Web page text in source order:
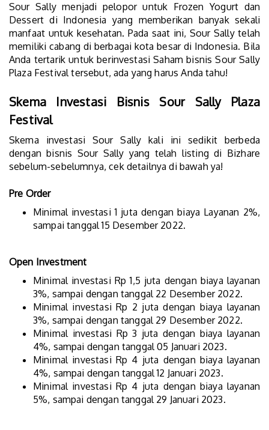
Sour Sally menjadi pelopor untuk Frozen Yogurt dan
Dessert di Indonesia yang memberikan banyak sekali
manfaat untuk kesehatan. Pada saat ini, Sour Sally telah
memiliki cabang di berbagai kota besar di Indonesia. Bila
Anda tertarik untuk berinvestasi Saham bisnis Sour Sally
Plaza Festival tersebut, ada yang harus Anda tahu!
Skema Investasi Bisnis Sour Sally Plaza
Festival
Skema investasi Sour Sally kali ini sedikit berbeda
dengan bisnis Sour Sally yang telah listing di Bizhare
sebelum-sebelumnya, cek detailnya di bawah ya!
Pre Order
Minimal investasi 1 juta dengan biaya Layanan 2%,
sampai tanggal 15 Desember 2022.
Open Investment
Minimal investasi Rp 1,5 juta dengan biaya layanan
3%, sampai dengan tanggal 22 Desember 2022.
Minimal investasi Rp 2 juta dengan biaya layanan
3%, sampai dengan tanggal 29 Desember 2022.
Minimal investasi Rp 3 juta dengan biaya layanan
4%, sampai dengan tanggal 05 Januari 2023.
Minimal investasi Rp 4 juta dengan biaya layanan
4%, sampai dengan tanggal 12 Januari 2023.
Minimal investasi Rp 4 juta dengan biaya layanan
5%, sampai dengan tanggal 29 Januari 2023.